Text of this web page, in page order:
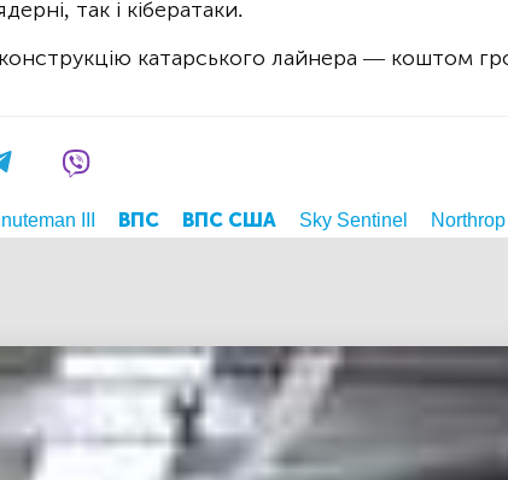
так і кібератаки.
катарського лайнера — коштом
III ВПС ВПС США Sky Sentinel